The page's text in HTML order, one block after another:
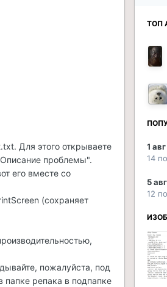
Для этого открываете
проблемы".
его вместе со
(сохраняет
пожалуйста, под
папке репака в подпапке
ТОП
1
14
5
12